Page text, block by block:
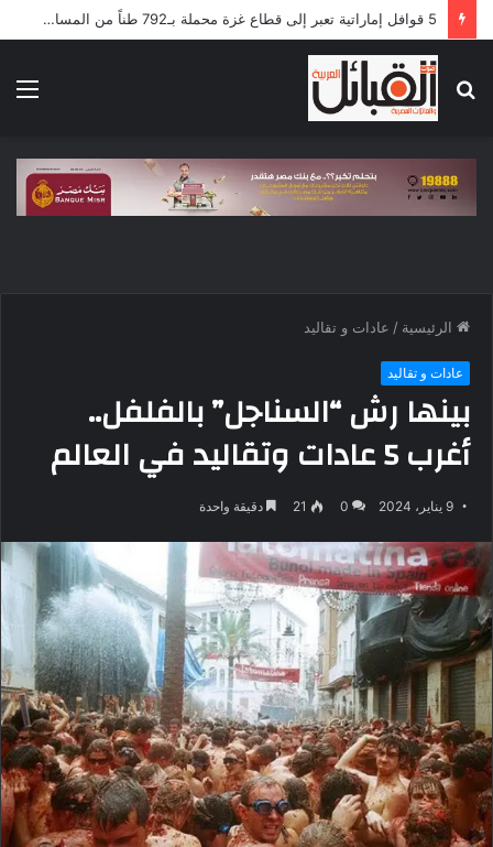
قبيلة الهدندوة.. تاريخ عريق ونسب أصيل ومكانة بارزة بين قبائل البجة
عن
الرئيسية / عادات و تقاليد
عادات و تقاليد
بينها رش “السناجل” بالفلفل..
أغرب 5 عادات وتقاليد في العالم
9 يناير، 2024 0
21 دقيقة واحدة